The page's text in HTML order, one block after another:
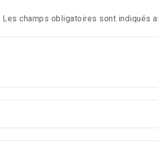
Les champs obligatoires sont indiqués